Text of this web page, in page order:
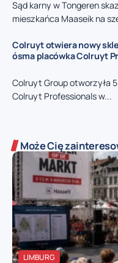
Sąd karny w Tongeren
mieszkańca Maaseik na
Colruyt otwiera nowy
ósma placówka Colruyt
Colruyt Group otworzyła
Colruyt Professionals w...
Może Cię
LIMBURG